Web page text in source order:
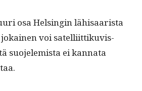
osa Helsin­gin lähisaarista
jokainen voi satel­li­it­tiku­vis­
suo­jelemista ei kan­na­ta